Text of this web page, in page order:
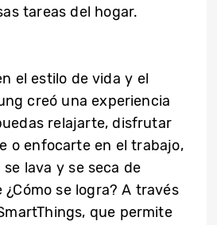
tareas del hogar.
el estilo de vida y el
creó una experiencia
relajarte, disfrutar
o enfocarte en el trabajo,
lava y se seca de
se logra? A través
que permite